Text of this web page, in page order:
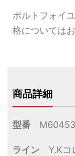
ポルトフォイ
格については
商品詳細
型番 M60453
ライン Y.Kコ